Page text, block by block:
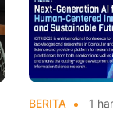
BERITA 1